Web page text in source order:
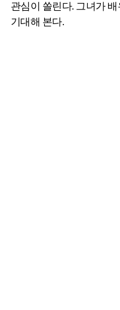
관심이 쏠린다. 그녀가
기대해 본다.